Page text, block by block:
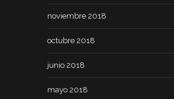
noviembre 2018
octubre 2018
junio 2018
mayo 2018